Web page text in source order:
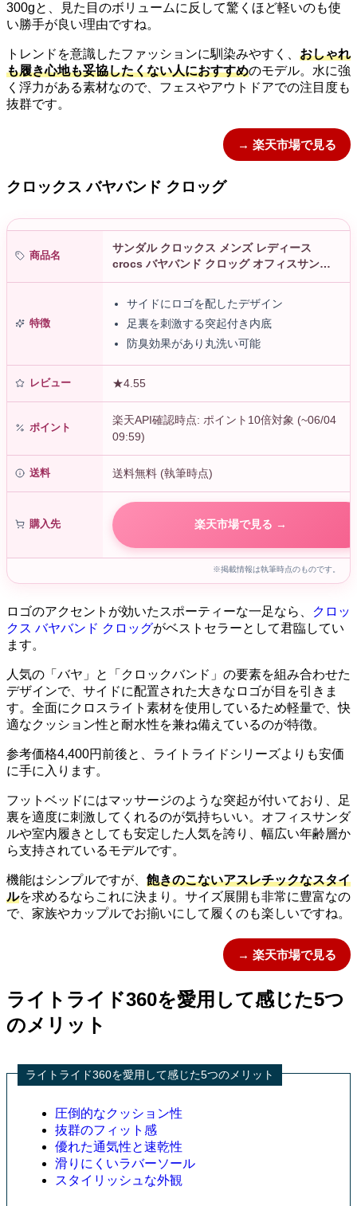
300gと、見た目のボリュームに反して驚くほど軽いのも使
い勝手が良い理由ですね。
トレンドを意識したファッションに馴染みやすく、 おしゃれ
も履き心地も妥協したくない人におすすめのモデル。水に強
く浮力がある素材なので、フェスやアウトドアでの注目度も
抜群です。
→ 楽天市場で見る
クロックス バヤバンド クロッグ
商品名
サンダル クロックス メンズ レディース
crocs バヤバンド クロッグ オフィスサンダ
ル ルームシューズ 軽量 クッション性 幅広 柔
特徴
サイドにロゴを配したデザイン
足裏を刺激する突起付き内底
防臭効果があり丸洗い可能
レビュー ★4.55
ポイント
楽天API確認時点: ポイント10倍対象 (~06/04
09:59)
送料 送料無料 (執筆時点)
購入先 楽天市場で見る →
※掲載情報は執筆時点のものです。
ロゴのアクセントが効いたスポーティーな一足なら、
クロッ
クス バヤバンド クロッグがベストセラーとして君臨してい
ます。
人気の「バヤ」と「クロックバンド」の要素を組み合わせた
デザインで、サイドに配置された大きなロゴが目を引きま
す。全面にクロスライト素材を使用しているため軽量で、快
適なクッション性と耐水性を兼ね備えているのが特徴。
参考価格4,400円前後と、ライトライドシリーズよりも安価
に手に入ります。
フットベッドにはマッサージのような突起が付いており、足
裏を適度に刺激してくれるのが気持ちいい。オフィスサンダ
ルや室内履きとしても安定した人気を誇り、幅広い年齢層か
ら支持されているモデルです。
機能はシンプルですが、 飽きのこないアスレチックなスタイ
ルを求めるならこれに決まり。サイズ展開も非常に豊富なの
で、家族やカップルでお揃いにして履くのも楽しいですね。
→ 楽天市場で見る
ライトライド360を愛用して感じた5つ
のメリット
ライトライド360を愛用して感じた5つのメリット
圧倒的なクッション性
抜群のフィット感
優れた通気性と速乾性
滑りにくいラバーソール
スタイリッシュな外観